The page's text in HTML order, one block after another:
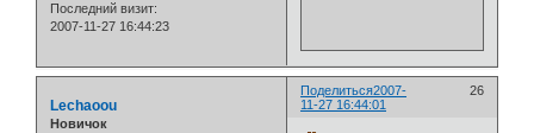
Последний визит:
2007-11-27 16:44:23
Поделиться 26
2007-
11-27 16:44:01
Lechaoou
Новичок